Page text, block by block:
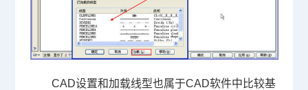
CAD设置和加载线型也属于CAD软件中比较基